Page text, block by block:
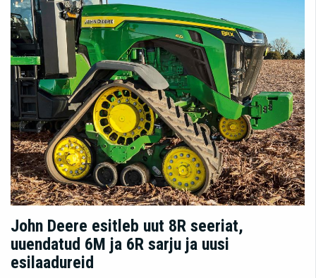
John Deere esitleb uut 8R seeriat,
uuendatud 6M ja 6R sarju ja uusi
esilaadureid